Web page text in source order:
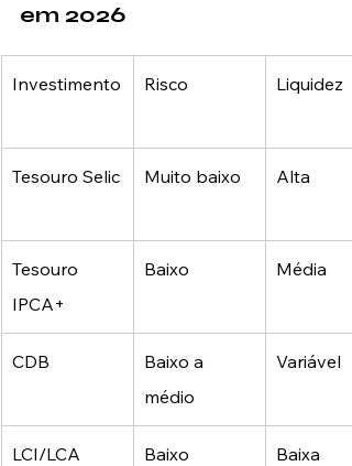
em 2026
Investimento Risco Liquidez
Tesouro Selic Muito baixo Alta
Tesouro
IPCA+
Baixo Média
CDB
Baixo a
médio
Variável
LCI/LCA Baixo Baixa